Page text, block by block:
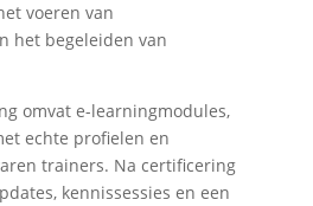
voeren van
het begeleiden van
omvat e-learningmodules,
echte profielen en
trainers. Na certificering
kennissessies en een